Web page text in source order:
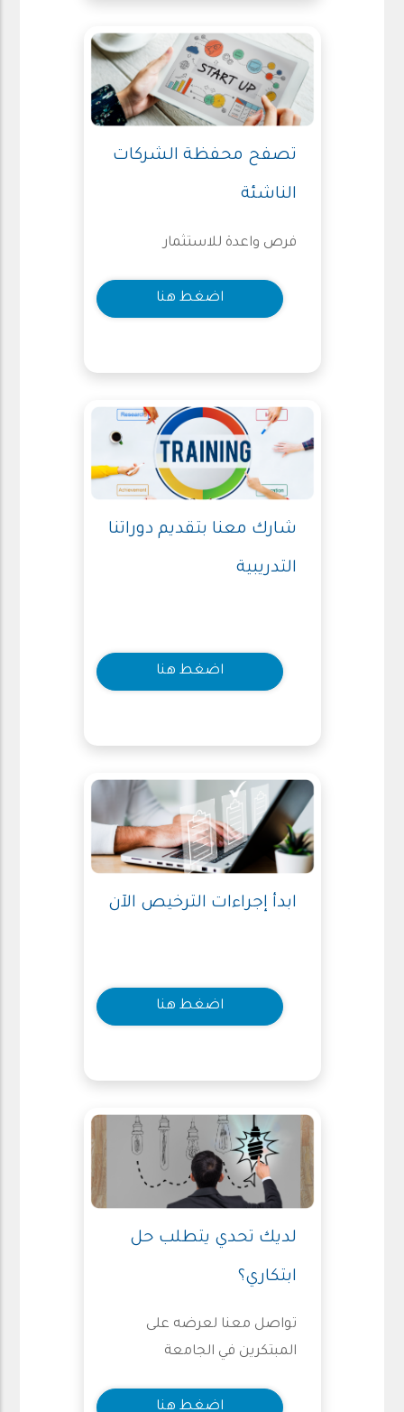
تصفح محفظة الشركات
الناشئة
فرص واعدة للاستثمار
اضغط هنا
شارك معنا بتقديم دوراتنا
التدريبية
اضغط هنا
ابدأ إجراءات الترخيص الآن
اضغط هنا
لديك تحدي يتطلب حل
ابتكاري؟
تواصل معنا لعرضه على
المبتكرين في الجامعة
اضغط هنا